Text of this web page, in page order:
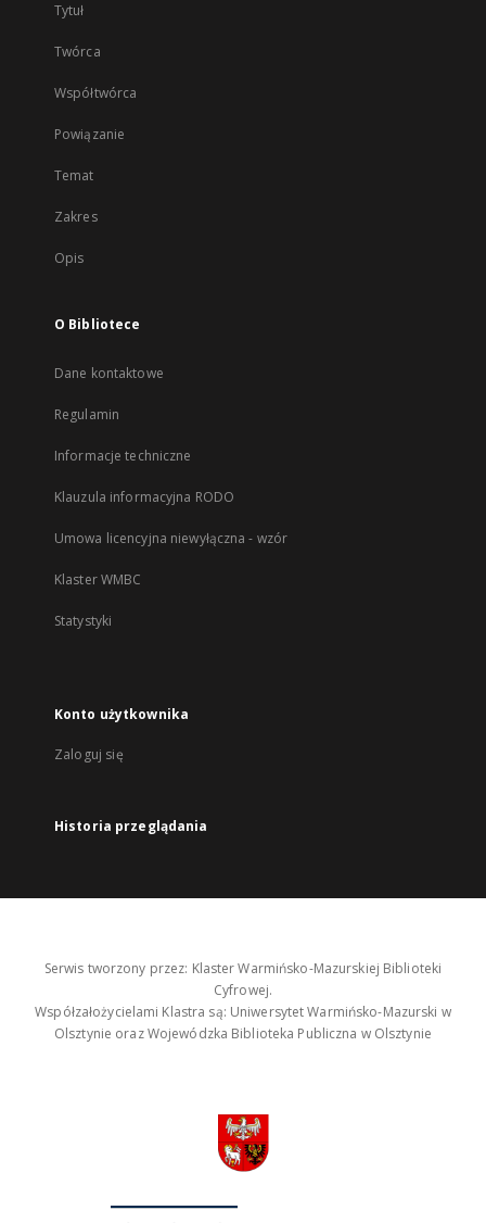
Tytuł
Twórca
Współtwórca
Powiązanie
Temat
Zakres
Opis
O Bibliotece
Dane kontaktowe
Regulamin
Informacje techniczne
Klauzula informacyjna RODO
Umowa licencyjna niewyłączna - wzór
Klaster WMBC
Statystyki
Konto użytkownika
Zaloguj się
Historia przeglądania
Serwis tworzony przez: Klaster Warmińsko-Mazurskiej Biblioteki
Cyfrowej.
Współzałożycielami Klastra są: Uniwersytet Warmińsko-Mazurski w
Olsztynie oraz Wojewódzka Biblioteka Publiczna w Olsztynie